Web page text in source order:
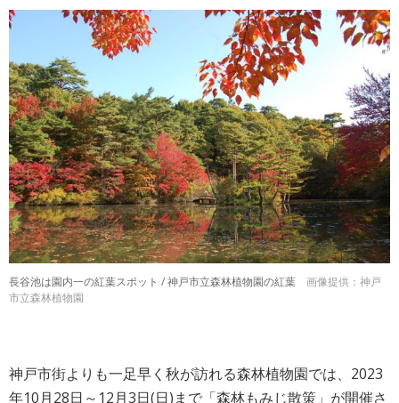
長谷池は園内一の紅葉スポット / 神戸市立森林植物園の紅葉
画像提供：神戸
市立森林植物園
神戸市街よりも一足早く秋が訪れる森林植物園では、2023
年10月28日～12月3日(日)まで「森林もみじ散策」が開催さ